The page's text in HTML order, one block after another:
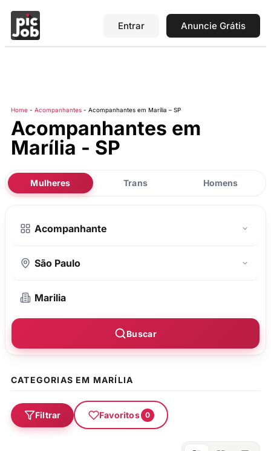
Entrar Anuncie Grátis
Home - Acompanhantes - Acompanhantes em Marília – SP
Acompanhantes em
Marília - SP
Mulheres Trans Homens
Buscar
CATEGORIAS EM MARÍLIA
Filtrar Favoritos 0